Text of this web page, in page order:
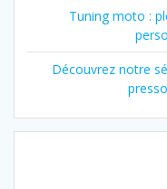
Tuning moto :
Découvrez notre